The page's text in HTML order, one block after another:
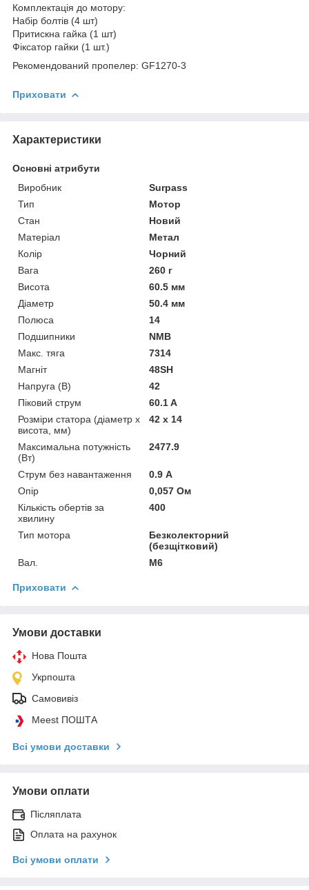
Комплектація до мотору:
Набір болтів (4 шт)
Притискна гайка (1 шт)
Фіксатор гайки (1 шт.)
Рекомендований пропелер: GF1270-3
Приховати
Характеристики
Основні атрибути
Виробник
Surpass
Тип
Мотор
Стан
Новий
Матеріал
Метал
Колір
Чорний
Вага
260 г
Висота
60.5 мм
Діаметр
50.4 мм
Полюса
14
Подшипники
NMB
Макс. тяга
7314
Магніт
48SH
Напруга (В)
42
Піковий струм
60.1 A
Розміри статора (діаметр х
висота, мм)
42 x 14
Максимальна потужність
(Вт)
2477.9
Струм без навантаження
0.9 А
Опір
0,057 Ом
Кількість обертів за
хвилину
400
Тип мотора
Безколекторний
(безщітковий)
Вал.
М6
Приховати
Умови доставки
Нова Пошта
Укрпошта
Самовивіз
Meest ПОШТА
Всі умови доставки
Умови оплати
Післяплата
Оплата на рахунок
Всі умови оплати